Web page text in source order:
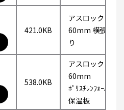
421.0KB
アスロック
60mm 横張
り
538.0KB
アスロック
60mm
ﾎﾟﾘｽﾁﾚﾝﾌｫｰﾑ
保温板